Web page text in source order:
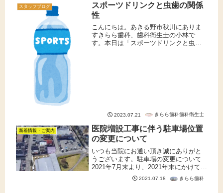
知...
スタッフブログ
スポーツドリンクと虫歯の関係
性
こんにちは。あきる野市秋川にありま
すきらら歯科、歯科衛生士の小林で
す。本日は「スポーツドリンクと虫歯
2023.07.21 きらら歯科歯科衛生士
新着情報・ご案内
医院増設工事に伴う駐車場位置
の変更について
いつも当院にお通い頂き誠にありがと
うございます。駐車場の変更について
2021年7月末より、2021年末にかけて、
当医院東隣の隣接駐車場にて、医院増
築を行わせていただくことが決まりま
2021.07.18 きらら歯科